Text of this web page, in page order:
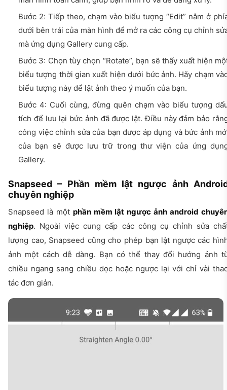
Bước 2: Tiếp theo, chạm vào biểu tượng “Edit” nằm ở
dưới bên trái của màn hình để mở ra các công cụ chỉnh
mà ứng dụng Gallery cung cấp.
Bước 3: Chọn tùy chọn “Rotate”, bạn sẽ thấy xuất hiện
biểu tượng thời gian xuất hiện dưới bức ảnh. Hãy chạm
biểu tượng này để lật ảnh theo ý muốn của bạn.
Bước 4: Cuối cùng, đừng quên chạm vào biểu tượng
tích để lưu lại bức ảnh đã được lật. Điều này đảm bảo
công việc chỉnh sửa của bạn được áp dụng và bức ảnh
của bạn sẽ được lưu trữ trong thư viện của ứng
Gallery.
Snapseed – Phần mềm lật ngược ảnh
chuyên nghiệp
Snapseed là một phần mềm lật ngược ảnh android
nghiệp. Ngoài việc cung cấp các công cụ chỉnh sửa
lượng cao, Snapseed cũng cho phép bạn lật ngược các
ảnh một cách dễ dàng. Bạn có thể thay đổi hướng ảnh
chiều ngang sang chiều dọc hoặc ngược lại với chỉ vài
tác đơn giản.